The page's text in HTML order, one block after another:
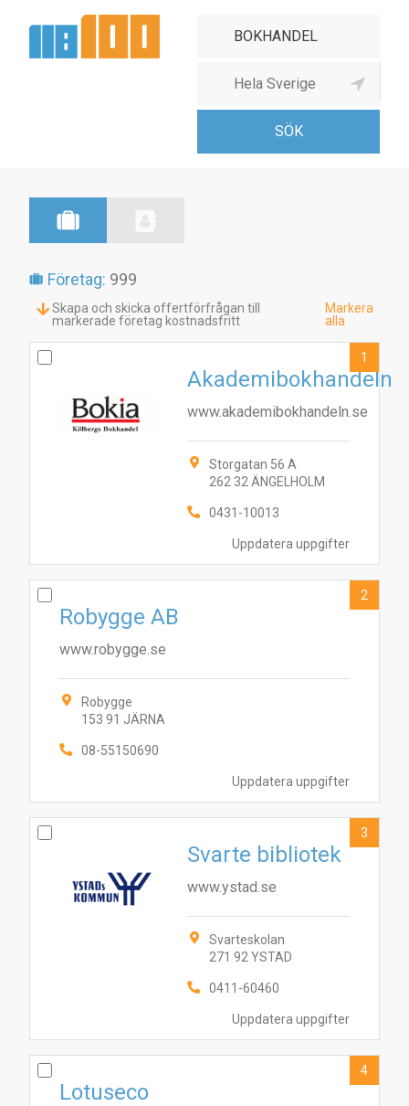
Bokhandel
Företag: 999
Skapa och skicka offertförfrågan till
markerade företag kostnadsfritt
Markera
alla
Uppdatera uppgifter
Akademibokhandeln
www.akademibokhandeln.se
Storgatan 56 A
262 32 ÄNGELHOLM
0431-10013
1
Uppdatera uppgifter
Robygge AB
www.robygge.se
Robygge
153 91 JÄRNA
08-55150690
2
Uppdatera uppgifter
Svarte bibliotek
www.ystad.se
Svarteskolan
271 92 YSTAD
0411-60460
3
Lotuseco
4